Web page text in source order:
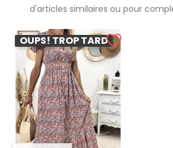
d'articles similaires ou pour
OUPS! TROP TARD